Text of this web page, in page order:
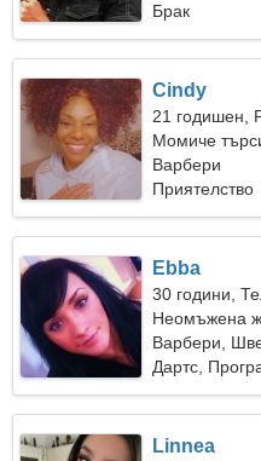
Брак
Cindy
21 годишен,
Момиче
Варбери
Приятелство
Ebba
30 години,
Неомъжена
Варбери,
Дартс,
Linnea